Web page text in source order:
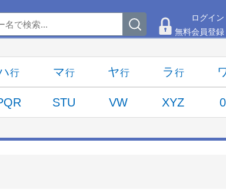
ログイン
無料会員登録
マ ヤ ラ
STU VW XYZ